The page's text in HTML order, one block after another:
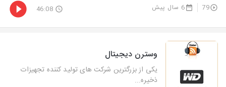
79 6 سال پیش 46:08
وسترن دیجیتال
یکی از بزرگترین شرکت های تولید کننده تجهیزات
ذخیره...